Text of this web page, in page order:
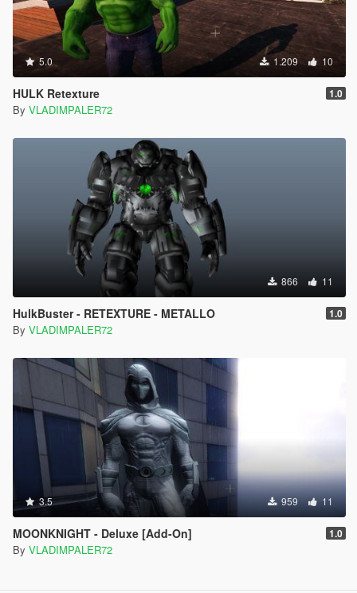
5.0 1.209 10
HULK Retexture 1.0
By VLADIMPALER72
866 11
HulkBuster - RETEXTURE - METALLO 1.0
By VLADIMPALER72
3.5 959 11
MOONKNIGHT - Deluxe [Add-On] 1.0
By VLADIMPALER72